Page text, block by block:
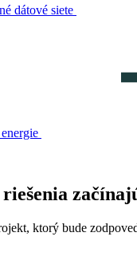
dátové siete
ktorý bude